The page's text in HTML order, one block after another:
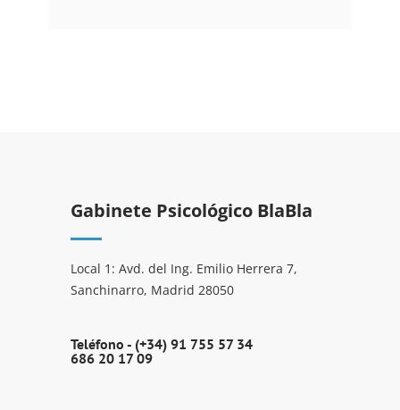
Gabinete Psicológico BlaBla
Local 1: Avd. del Ing. Emilio Herrera 7,
Sanchinarro, Madrid 28050
Teléfono - (+34) 91 755 57 34
686 20 17 09